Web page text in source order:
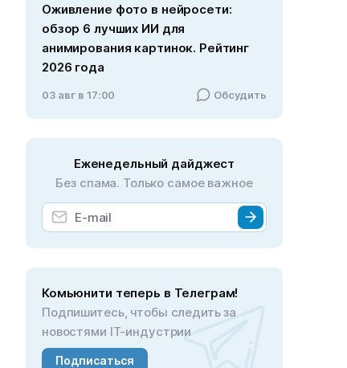
Оживление фото в нейросети:
обзор 6 лучших ИИ для
анимирования картинок. Рейтинг
2026 года
03 авг в 17:00 Обсудить
Еженедельный дайджест
Без спама. Только самое важное
Комьюнити теперь в Телеграм!
Подпишитесь, чтобы следить за
новостями IT-индустрии
Подписаться